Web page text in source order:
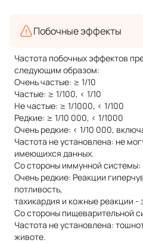
Побочные эффекты
Частота побочных эффектов
следующим образом:
Очень частые: ≥ 1/10
Частые: ≥ 1/100, < 1/10
Не частые: ≥ 1/1000, < 1/100
Редкие: ≥ 1/10 000, < 1/1000
Очень редкие: < 1/10 000,
Частота не установлена: не
имеющихся данных.
Со стороны иммунной системы:
Очень редкие: Реакции
потливость,
тахикардия и кожные реакции -
Со стороны пищеварительной
Частота не установлена:
животе.